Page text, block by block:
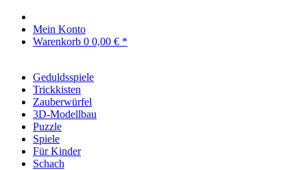
Mein Konto
Warenkorb 0 0,00 € *
Geduldsspiele
Trickkisten
Zauberwürfel
3D-Modellbau
Puzzle
Spiele
Für Kinder
Schach